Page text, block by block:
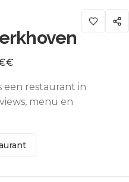
een restaurant in
menu en